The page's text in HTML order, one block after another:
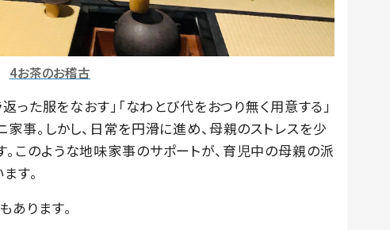
4お茶のお稽古
返った服をなおす」「なわとび代をおつり無く用意する」
事。しかし、日常を円滑に進め、母親のストレスを少
このような地味家事のサポートが、育児中の母親の派
す。
あります。